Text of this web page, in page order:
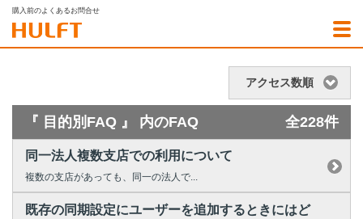
購入前のよくあるお問合せ
アクセス数順
『 目的別FAQ 』 内のFAQ 全228件
同一法人複数支店での利用について
複数の支店があっても、同一の法人で...
既存の同期設定にユーザーを追加するときにはど